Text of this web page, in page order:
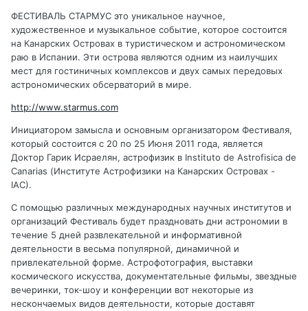
ФЕСТИВАЛЬ СТАРМУС это уникальное научное,
художественное и музыкальное событие, которое состоится
на Канарских Островах в туристическом и астрономическом
раю в Испании. Эти острова являются одним из наилучших
мест для гостиничных комплексов и двух самых передовых
астрономических обсерваторий в мире.
http://www.starmus.com
Инициатором замысла и основным организатором Фестиваля,
который состоится с 20 по 25 Июня 2011 года, является
Доктор Гарик Исраелян, астрофизик в Instituto de Astrofisica de
Canarias (Институте Астрофизики на Канарских Островах -
IAC).
С помощью различных международных научных институтов и
организаций Фестиваль будет праздновать дни астрономии в
течение 5 дней развлекательной и информативной
деятельности в весьма популярной, динамичной и
привлекательной форме. Астрофотография, выставки
космического искусства, документательные фильмы, звездные
вечеринки, ток-шоу и конференции вот некоторые из
нескончаемых видов деятельности, которые доставят